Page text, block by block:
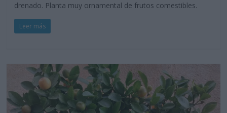
drenado. Planta muy ornamental de frutos comestibles.
Leer más